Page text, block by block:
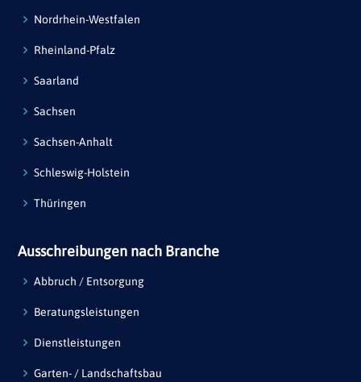
Nordrhein-Westfalen
Rheinland-Pfalz
Saarland
Sachsen
Sachsen-Anhalt
Schleswig-Holstein
Thüringen
Ausschreibungen nach Branche
Abbruch / Entsorgung
Beratungsleistungen
Dienstleistungen
Garten- / Landschaftsbau